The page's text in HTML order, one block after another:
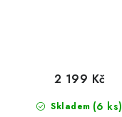
Skladem (6 ks)
2 199 Kč